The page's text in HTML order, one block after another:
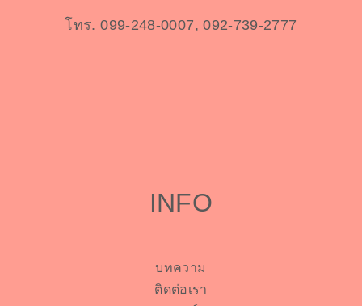
โทร. 099-248-0007, 092-739-2777
INFO
บทความ
ติดต่อเรา